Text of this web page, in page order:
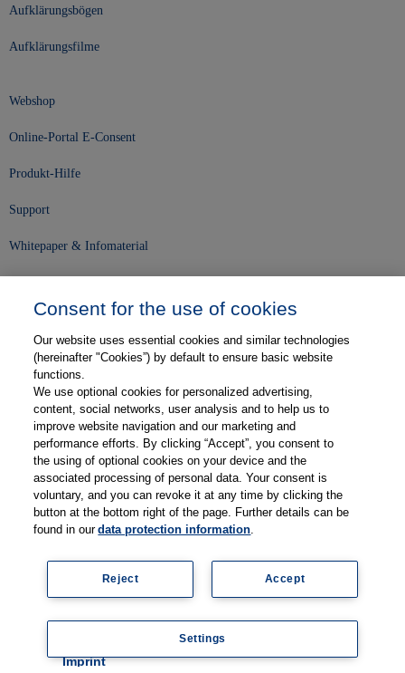
Aufklärungsbögen
Aufklärungsfilme
Webshop
Online-Portal E-Consent
Produkt-Hilfe
Support
Whitepaper & Infomaterial
Karriere
Kontakt
Web-Semniare
Anwenderberichte
Partner
Impressum Datenschutz Kontakt AGB
Consent for the use of cookies
Our website uses essential cookies and similar technologies
(hereinafter "Cookies”) by default to ensure basic website
functions.
We use optional cookies for personalized advertising,
content, social networks, user analysis and to help us to
improve website navigation and our marketing and
performance efforts. By clicking “Accept”, you consent to
the using of optional cookies on your device and the
associated processing of personal data. Your consent is
voluntary, and you can revoke it at any time by clicking the
button at the bottom right of the page. Further details can be
found in ourdata protection information.
Imprint
Accept
Reject
Settings